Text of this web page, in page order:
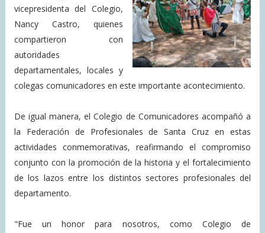
vicepresidenta del Colegio,
Nancy Castro, quienes
compartieron con
autoridades
departamentales, locales y
colegas comunicadores en este importante acontecimiento.
De igual manera, el Colegio de Comunicadores acompañó a
la Federación de Profesionales de Santa Cruz en estas
actividades conmemorativas, reafirmando el compromiso
conjunto con la promoción de la historia y el fortalecimiento
de los lazos entre los distintos sectores profesionales del
departamento.
"Fue un honor para nosotros, como Colegio de